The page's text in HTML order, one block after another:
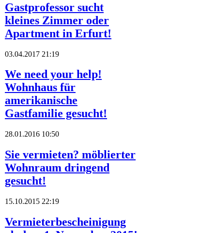
Gastprofessor sucht
kleines Zimmer oder
Apartment in Erfurt!
03.04.2017 21:19
We need your help!
Wohnhaus für
amerikanische
Gastfamilie gesucht!
28.01.2016 10:50
Sie vermieten? möblierter
Wohnraum dringend
gesucht!
15.10.2015 22:19
Vermieterbescheinigung